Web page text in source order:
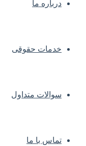
درباره ما
خدمات حقوقی
سوالات متداول
تماس با ما